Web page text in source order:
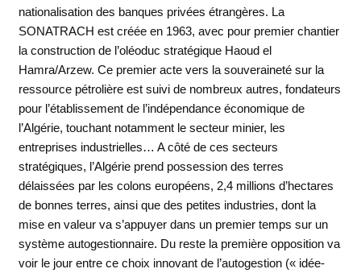
nationalisation des banques privées étrangères. La
SONATRACH est créée en 1963, avec pour premier chantier
la construction de l’oléoduc stratégique Haoud el
Hamra/Arzew. Ce premier acte vers la souveraineté sur la
ressource pétrolière est suivi de nombreux autres, fondateurs
pour l’établissement de l’indépendance économique de
l’Algérie, touchant notamment le secteur minier, les
entreprises industrielles… A côté de ces secteurs
stratégiques, l’Algérie prend possession des terres
délaissées par les colons européens, 2,4 millions d’hectares
de bonnes terres, ainsi que des petites industries, dont la
mise en valeur va s’appuyer dans un premier temps sur un
système autogestionnaire. Du reste la première opposition va
voir le jour entre ce choix innovant de l’autogestion (« idée-